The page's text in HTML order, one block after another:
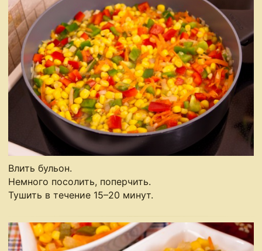
Влить бульон.
Немного посолить, поперчить.
Тушить в течение 15–20 минут.